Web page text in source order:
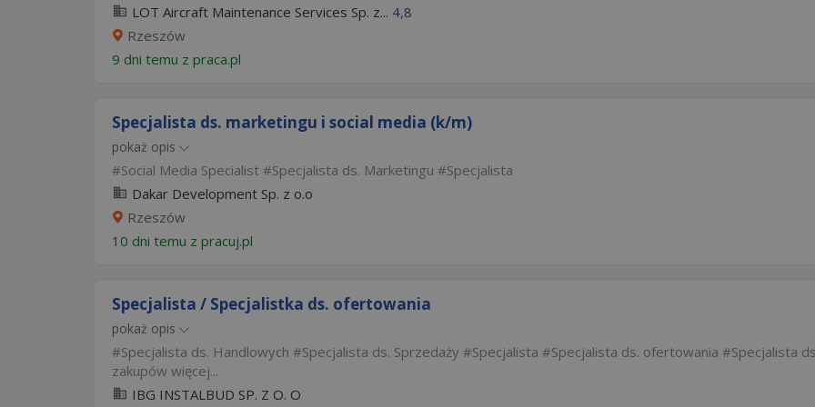
LOT Aircraft Maintenance Services Sp. z... 4,8
Rzeszów
9 dni temu z praca.pl
Specjalista ds. marketingu i social media (k/m)
pokaż opis
Social Media Specialist Specjalista ds. Marketingu
Specjalista
Dakar Development Sp. z o.o
Rzeszów
10 dni temu z pracuj.pl
Specjalista / Specjalistka ds. ofertowania
pokaż opis
Specjalista ds. Handlowych Specjalista ds. Sprzedaży Specjalista Specjalista ds. ofertowania
Specjalista
zakupów więcej...
IBG INSTALBUD SP. Z O. O